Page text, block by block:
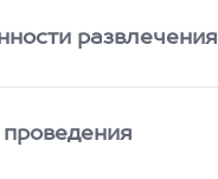
развлечения